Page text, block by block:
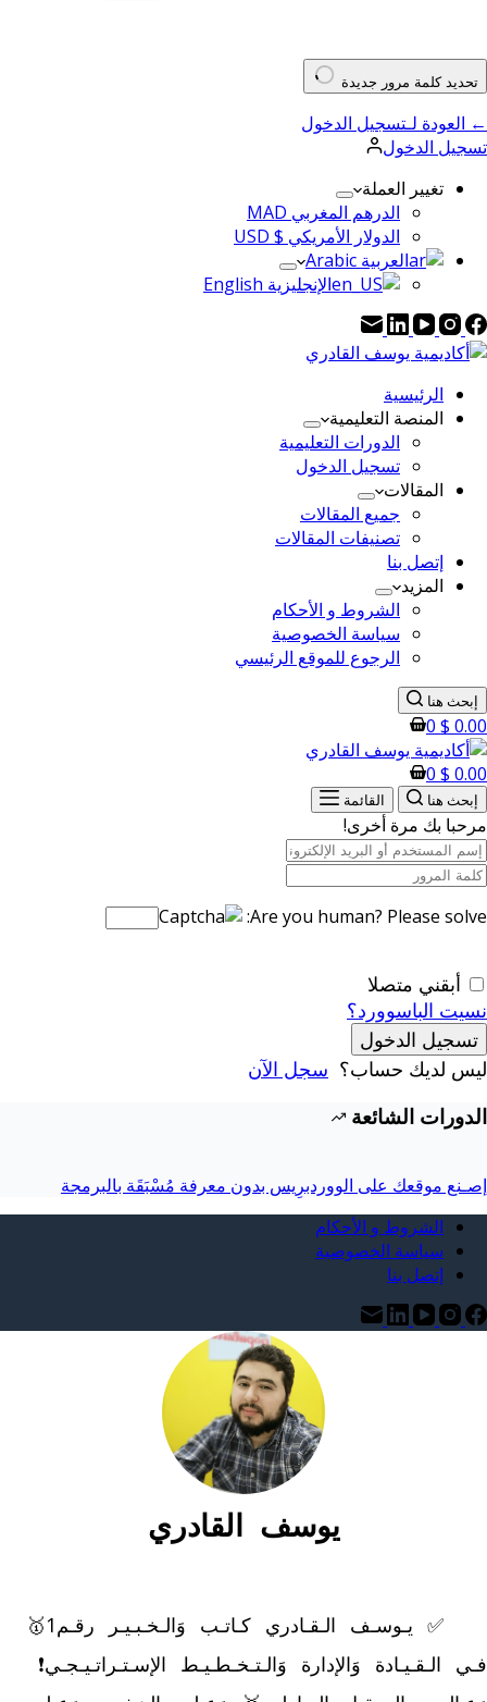
تحديد كلمة مرور جديدة
← العودة لـتسجيل الدخول
تسجيل الدخول
تغيير العملة
الدرهم المغربي MAD
الدولار الأمريكي $ USD
العربية Arabic
الإنجليزية English
الرئيسية
المنصة التعليمية
الدورات التعليمية
تسجيل الدخول
المقالات
جميع المقالات
تصنيفات المقالات
إتصل بنا
المزيد
الشروط و الأحكام
سياسة الخصوصية
الرجوع للموقع الرئيسي
إبحث هنا
0.00
$
0
0.00
$
0
إبحث هنا القائمة
مرحبا بك مرة أخرى!
Are you human? Please solve:
أبقني متصلا
نسيت الباسوورد؟
تسجيل الدخول
ليس لديك حساب؟ سجل الآن
الدورات الشائعة
إصـنع موقعك على الووردبرِيس بدون معرفة مُسْبَقَة بالبرمجة
الشروط و الأحكام
سياسة الخصوصية
إتصل بنا
يوسف القادري